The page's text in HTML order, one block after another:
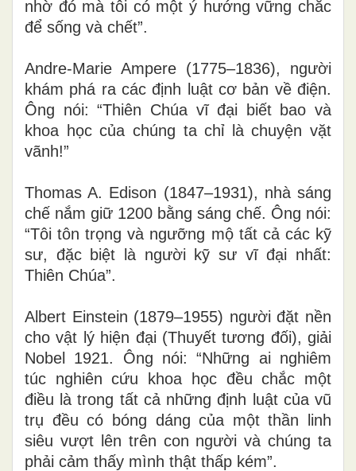
nhờ đó mà tôi có một ý hướng vững chắc
để sống và chết”.
Andre-Marie Ampere (1775–1836), người
khám phá ra các định luật cơ bản về điện.
Ông nói: “Thiên Chúa vĩ đại biết bao và
khoa học của chúng ta chỉ là chuyện vặt
vãnh!”
Thomas A. Edison (1847–1931), nhà sáng
chế nắm giữ 1200 bằng sáng chế. Ông nói:
“Tôi tôn trọng và ngưỡng mộ tất cả các kỹ
sư, đặc biệt là người kỹ sư vĩ đại nhất:
Thiên Chúa”.
Albert Einstein (1879–1955) người đặt nền
cho vật lý hiện đại (Thuyết tương đối), giải
Nobel 1921. Ông nói: “Những ai nghiêm
túc nghiên cứu khoa học đều chắc một
điều là trong tất cả những định luật của vũ
trụ đều có bóng dáng của một thần linh
siêu vượt lên trên con người và chúng ta
phải cảm thấy mình thật thấp kém”.